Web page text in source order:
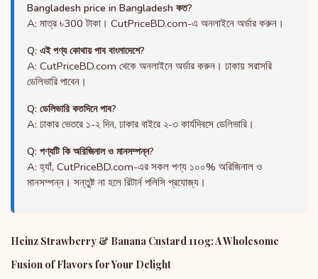
Bangladesh price in Bangladesh কত?
A: মাত্র ৳300 টাকা। CutPriceBD.com-এ অনলাইনে অর্ডার করুন।
Q: এই পণ্য কোথায় পাব বাংলাদেশে?
A: CutPriceBD.com থেকে অনলাইনে অর্ডার করুন। ঢাকায় সরাসরি
ডেলিভারি পাবেন।
Q: ডেলিভারি কতদিনে পাব?
A: ঢাকার ভেতরে ১-২ দিন, ঢাকার বাইরে ২-৩ কার্যদিবসে ডেলিভারি।
Q: পণ্যটি কি অরিজিনাল ও মানসম্পন্ন?
A: হ্যাঁ, CutPriceBD.com-এর সকল পণ্য ১০০% অরিজিনাল ও
মানসম্পন্ন। সন্তুষ্ট না হলে রিটার্ন পলিসি প্রযোজ্য।
Heinz Strawberry & Banana Custard 110g: A Wholesome
Fusion of Flavors for Your Delight